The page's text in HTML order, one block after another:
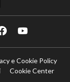
e Cookie Policy
Cookie Center